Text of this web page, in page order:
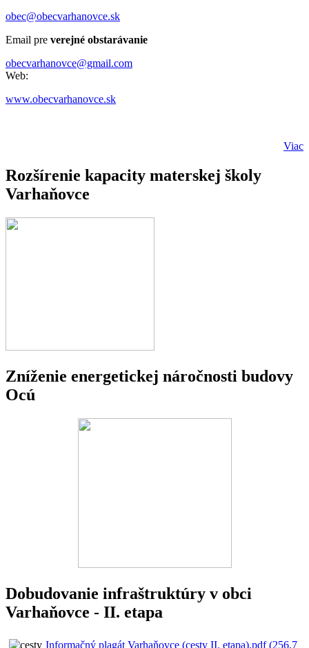
obec@obecvarhanovce.sk
Email pre verejné obstarávanie
obecvarhanovce@gmail.com
Web:
www.obecvarhanovce.sk
Viac
Rozšírenie kapacity materskej školy
Varhaňovce
Zníženie energetickej náročnosti budovy
Ocú
Dobudovanie infraštruktúry v obci
Varhaňovce - II. etapa
Informačný plagát Varhaňovce (cesty II. etapa).pdf (256.7